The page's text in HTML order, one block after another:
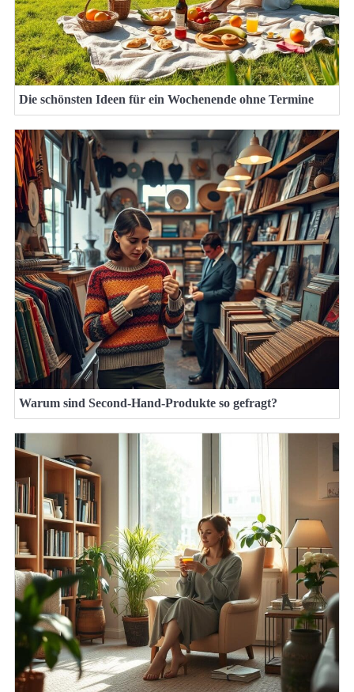
Die schönsten Ideen für ein Wochenende ohne Termine
Warum sind Second-Hand-Produkte so gefragt?